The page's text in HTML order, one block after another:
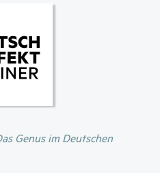
Inhalt
Genus im Deutschen